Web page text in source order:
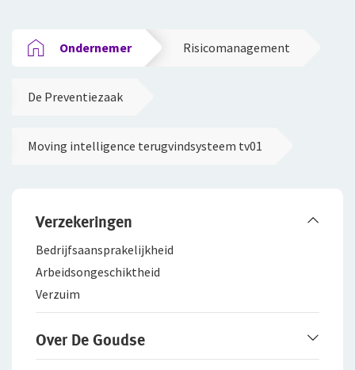
Ondernemer Risicomanagement
De Preventiezaak
Moving intelligence terugvindsysteem tv01
Verzekeringen
Bedrijfsaanspra­kelijkheid
Arbeidsongeschiktheid
Verzuim
Over De Goudse